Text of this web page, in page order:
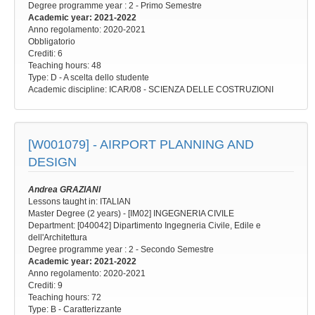
Degree programme year : 2 - Primo Semestre
Academic year: 2021-2022
Anno regolamento: 2020-2021
Obbligatorio
Crediti: 6
Teaching hours: 48
Type: D - A scelta dello studente
Academic discipline: ICAR/08 - SCIENZA DELLE COSTRUZIONI
[W001079] - AIRPORT PLANNING AND
DESIGN
Andrea GRAZIANI
Lessons taught in: ITALIAN
Master Degree (2 years) - [IM02] INGEGNERIA CIVILE
Department: [040042] Dipartimento Ingegneria Civile, Edile e
dell'Architettura
Degree programme year : 2 - Secondo Semestre
Academic year: 2021-2022
Anno regolamento: 2020-2021
Crediti: 9
Teaching hours: 72
Type: B - Caratterizzante